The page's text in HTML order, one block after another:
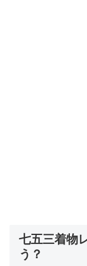
七五三着物
う？